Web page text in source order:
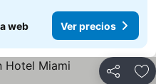
web Ver precios
Compartir